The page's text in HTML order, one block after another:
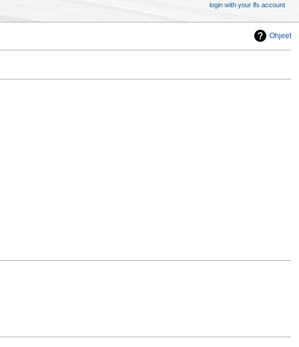
Ohjeet
login with your lfs account